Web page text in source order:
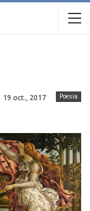
Poesia
19 oct., 2017